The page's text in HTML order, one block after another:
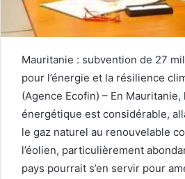
Mauritanie : subvention de 27
pour l’énergie et la résilience
(Agence Ecofin) – En
énergétique est considérable,
le gaz naturel au renouvelable
l’éolien, particulièrement
pays pourrait s’en servir pour